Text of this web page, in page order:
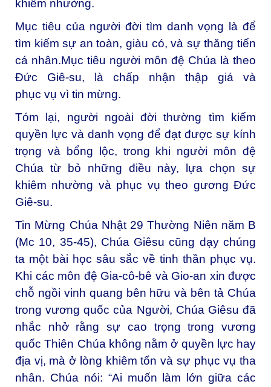
khiêm nhường.
Mục tiêu của người đời tìm danh vọng là để
tìm kiếm sự an toàn, giàu có, và sự thăng tiến
cá nhân.Mục tiêu người môn đệ Chúa là theo
Đức Giê-su, là chấp nhận thập giá và
phục vụ vì tin mừng.
Tóm lại, người ngoài đời thường tìm kiếm
quyền lực và danh vọng để đạt được sự kính
trọng và bổng lộc, trong khi người môn đệ
Chúa từ bỏ những điều này, lựa chọn sự
khiêm nhường và phục vụ theo gương Đức
Giê-su.
Tin Mừng Chúa Nhật 29 Thường Niên năm B
(Mc 10, 35-45), Chúa Giêsu cũng dạy chúng
ta một bài học sâu sắc về tinh thần phục vụ.
Khi các môn đệ Gia-cô-bê và Gio-an xin được
chỗ ngồi vinh quang bên hữu và bên tả Chúa
trong vương quốc của Người, Chúa Giêsu đã
nhắc nhở rằng sự cao trọng trong vương
quốc Thiên Chúa không nằm ở quyền lực hay
địa vị, mà ở lòng khiêm tốn và sự phục vụ tha
nhân. Chúa nói: “Ai muốn làm lớn giữa các